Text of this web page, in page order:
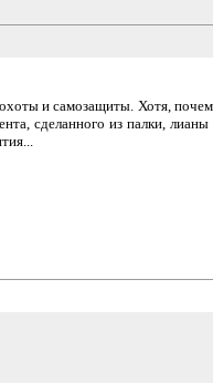
и самозащиты. Хотя,
сделанного из палки,